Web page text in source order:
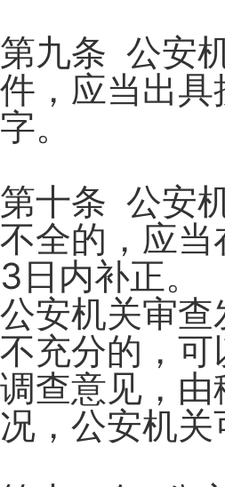
第九条 公安
件，应当出
字。
第十条 公安
不全的，应
3日内补正。
公安机关审
不充分的，
调查意见，
况，公安机